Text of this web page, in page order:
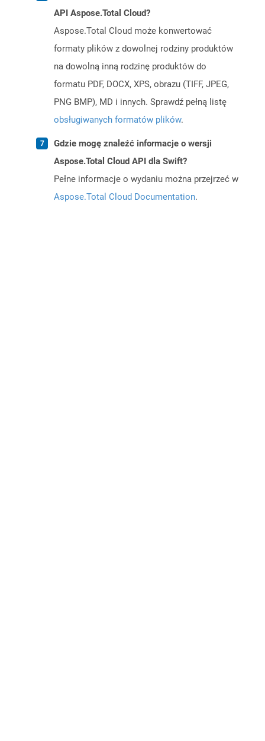
API Aspose.Total Cloud?
Aspose.Total Cloud może konwertować
formaty plików z dowolnej rodziny produktów
na dowolną inną rodzinę produktów do
formatu PDF, DOCX, XPS, obrazu (TIFF, JPEG,
PNG BMP), MD i innych. Sprawdź pełną listę
obsługiwanych formatów plików.
Gdzie mogę znaleźć informacje o wersji
Aspose.Total Cloud API dla Swift?
Pełne informacje o wydaniu można przejrzeć w
Aspose.Total Cloud Documentation.